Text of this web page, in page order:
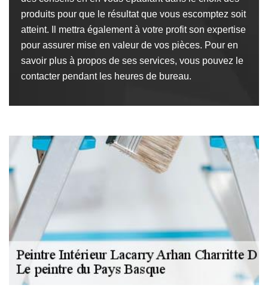
produits pour que le résultat que vous escomptez soit
atteint. Il mettra également à votre profit son expertise
pour assurer mise en valeur de vos pièces. Pour en
savoir plus à propos de ses services, vous pouvez le
contacter pendant les heures de bureau.